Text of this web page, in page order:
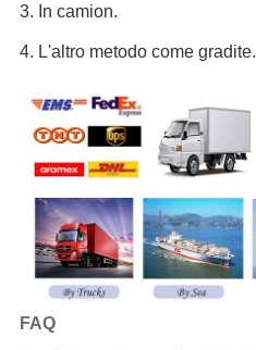
3. In camion.
4. L'altro metodo come gradite.
FAQ